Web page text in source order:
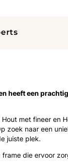
heeft een
met fineer en
zoek naar een
juiste plek.
frame die ervoor